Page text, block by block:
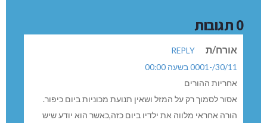
0 תגובות
אורח/ת
REPLY
30/11/-0001 בשעה 00:00
אחריות ההורים
אסור לסמוך רק על המזל ושאין תנועת מכוניות ביום כיפור.
הורה אחראי מלווה את ילדיו ביום כזה,כאשר הוא יודע שיש